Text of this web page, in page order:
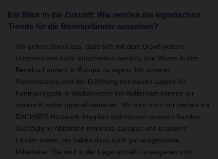
Ein Blick in die Zukunft: Wie werden die logistischen
Trends für die Beneluxländer aussehen?
Wir gehen davon aus, dass sich mit dem Brexit weitere
Unternehmen dafür entscheiden werden, ihre Waren in den
Benelux-Ländern in Europa zu lagern. Mit unserer
Niederlassung und der Eröffnung des neuen Lagers für
Kontraktlogistik in Waddinxveen bei Rotterdam können wir
unsere Kunden optimal bedienen. Wir sind nicht nur perfekt ins
DACHSER-Netzwerk integriert und können unseren Kunden
350 tägliche Abfahrten innerhalb Europas und in andere
Länder bieten, wir haben dazu auch gut ausgebildete
Mitarbeiter. Sie sind in der Lage schnell zu reagieren und